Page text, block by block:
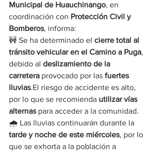
Municipal de Huauchinango, en
coordinación con Protección Civil y
Bomberos, informa:
🚧 Se ha determinado el cierre total al
tránsito vehicular en el Camino a Puga,
debido al deslizamiento de la
carretera provocado por las fuertes
lluvias.El riesgo de accidente es alto,
por lo que se recomienda utilizar vías
alternas para acceder a la comunidad.
🌧️ Las lluvias continuarán durante la
tarde y noche de este miércoles, por lo
que se exhorta a la población a